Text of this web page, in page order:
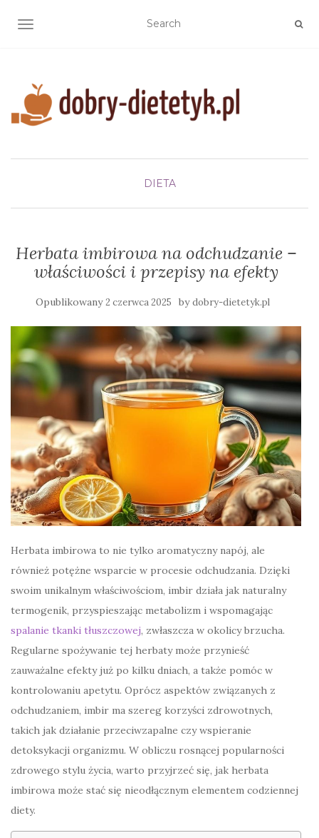
TOGGLE NAVIGATION
DIETA
Herbata imbirowa na odchudzanie –
właściwości i przepisy na efekty
Opublikowany2 czerwca 2025 bydobry-dietetyk.pl
Herbata imbirowa to nie tylko aromatyczny napój, ale
również potężne wsparcie w procesie odchudzania. Dzięki
swoim unikalnym właściwościom, imbir działa jak naturalny
termogenik, przyspieszając metabolizm i wspomagając
spalanie tkanki tłuszczowej, zwłaszcza w okolicy brzucha.
Regularne spożywanie tej herbaty może przynieść
zauważalne efekty już po kilku dniach, a także pomóc w
kontrolowaniu apetytu. Oprócz aspektów związanych z
odchudzaniem, imbir ma szereg korzyści zdrowotnych,
takich jak działanie przeciwzapalne czy wspieranie
detoksykacji organizmu. W obliczu rosnącej popularności
zdrowego stylu życia, warto przyjrzeć się, jak herbata
imbirowa może stać się nieodłącznym elementem codziennej
diety.